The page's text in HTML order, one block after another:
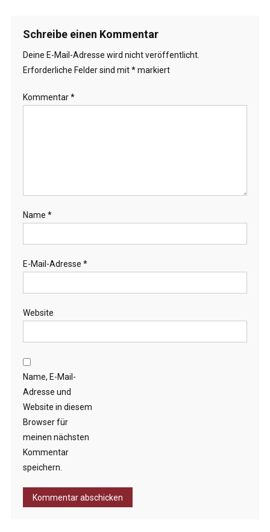
Schreibe einen Kommentar
Deine E-Mail-Adresse wird nicht veröffentlicht.
Erforderliche Felder sind mit*markiert
Kommentar*
Name *
E-Mail-Adresse *
Website
Name, E-Mail-
Adresse und
Website in diesem
Browser für
meinen nächsten
Kommentar
speichern.